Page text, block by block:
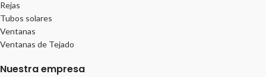
Rejas
Tubos solares
Ventanas
Ventanas de Tejado
Nuestra empresa